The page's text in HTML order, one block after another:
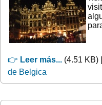
👉 Leer más... (4.51 KB) |
de Belgica